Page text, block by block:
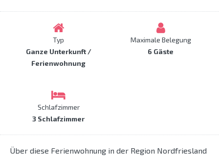
Typ
Ganze Unterkunft /
Ferienwohnung
Maximale Belegung
6 Gäste
Schlafzimmer
3 Schlafzimmer
Über diese Ferienwohnung in der Region Nordfriesland